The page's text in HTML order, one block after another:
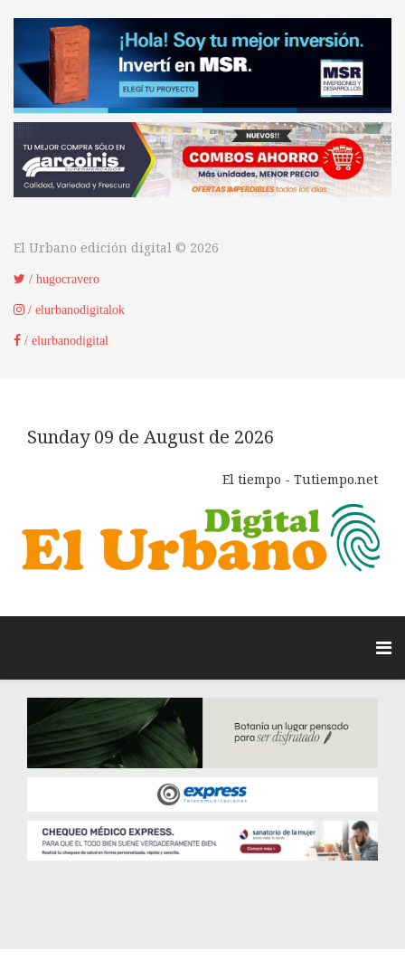
El Urbano edición digital © 2026
/ hugocravero
/ elurbanodigitalok
/ elurbanodigital
Sunday 09 de August de 2026
El tiempo - Tutiempo.net